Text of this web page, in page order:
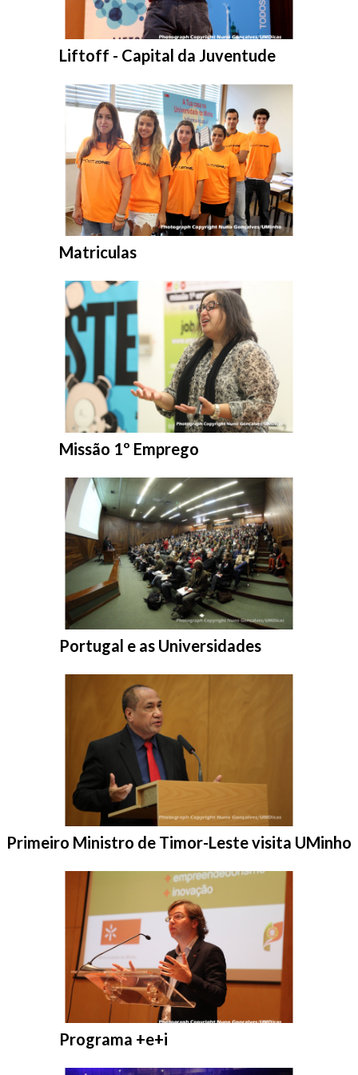
Entrar na pasta:
Liftoff - Capital da Juventude
Entrar na pasta:
Matriculas
Entrar na pasta:
Missão 1º Emprego
Entrar na pasta:
Portugal e as Universidades
Entrar na pasta:
Primeiro Ministro de Timor-Leste visita UMinho
Entrar na pasta:
Programa +e+i